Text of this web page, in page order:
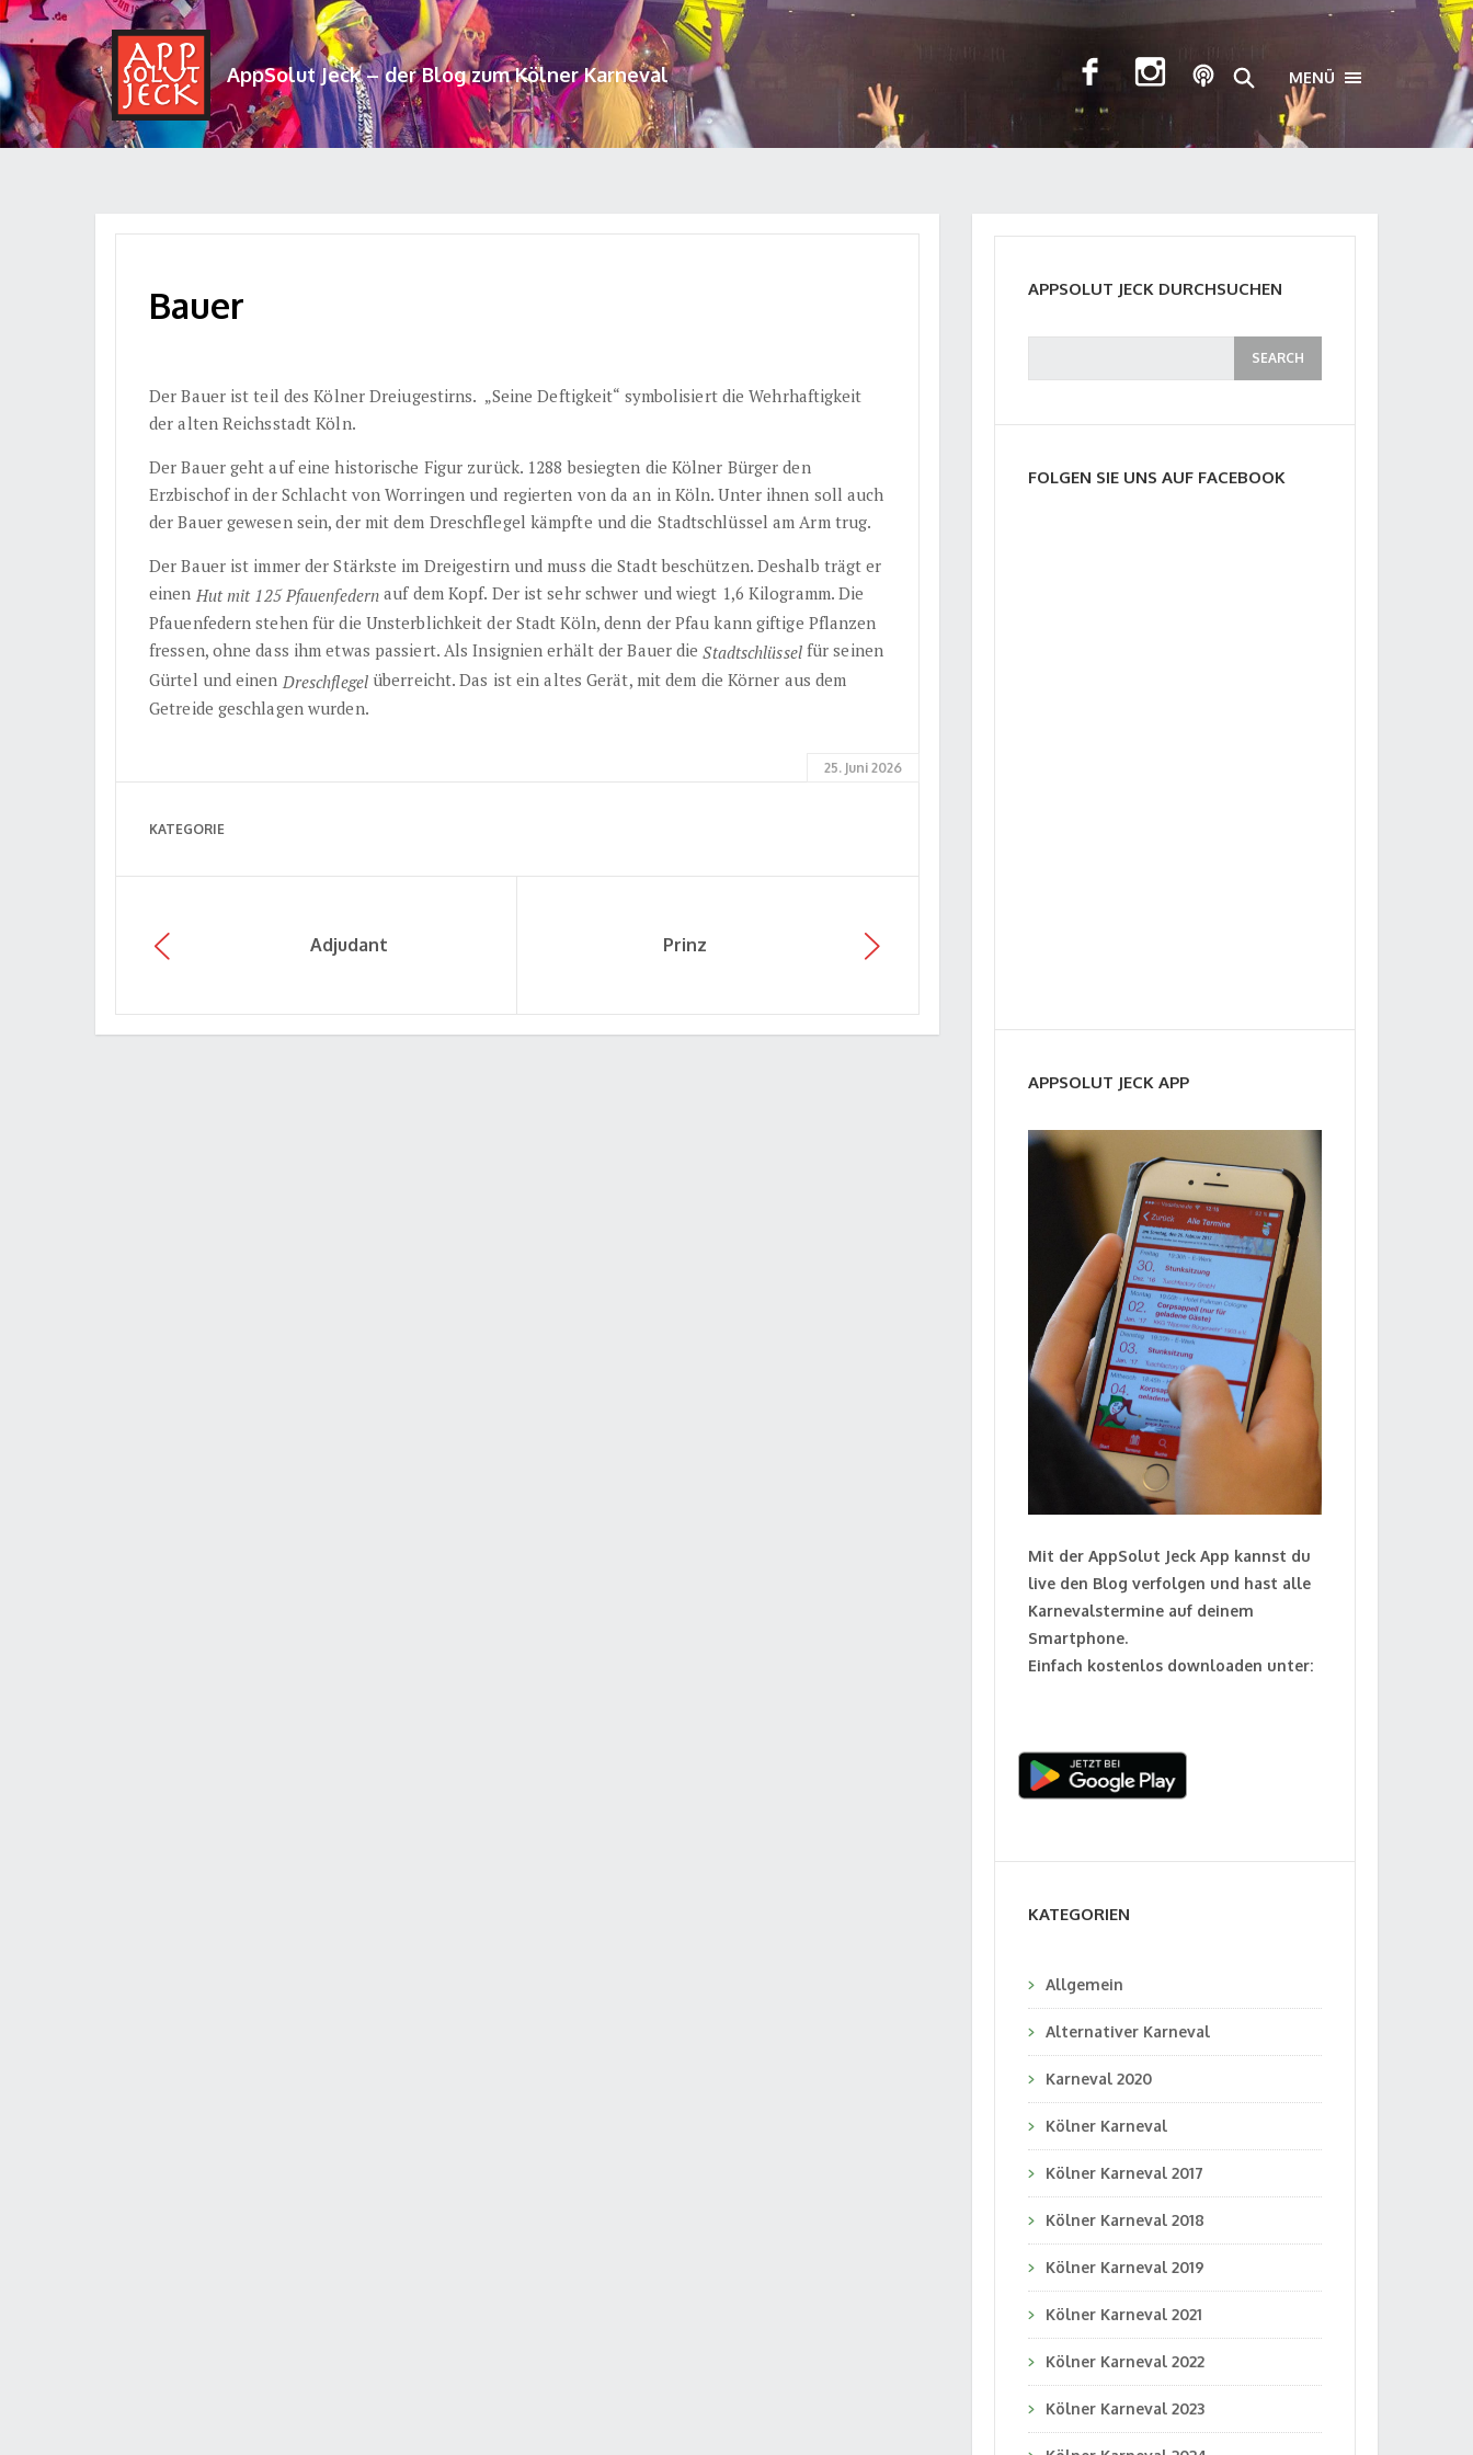
AppSolut Jeck – der Blog zum Kölner Karneval MENÜ TOGGLE
Bauer
Der Bauer ist teil des Kölner Dreiugestirns. „Seine Deftigkeit“ symbolisiert die Wehrhaftigkeit
der alten Reichsstadt Köln.
Der Bauer geht auf eine historische Figur zurück. 1288 besiegten die Kölner Bürger den
Erzbischof in der Schlacht von Worringen und regierten von da an in Köln. Unter ihnen soll auch
der Bauer gewesen sein, der mit dem Dreschflegel kämpfte und die Stadtschlüssel am Arm trug.
Der Bauer ist immer der Stärkste im Dreigestirn und muss die Stadt beschützen. Deshalb trägt er
einen Hut mit 125 Pfauenfedernauf dem Kopf. Der ist sehr schwer und wiegt 1,6 Kilogramm. Die
Pfauenfedern stehen für die Unsterblichkeit der Stadt Köln, denn der Pfau kann giftige Pflanzen
fressen, ohne dass ihm etwas passiert. Als Insignien erhält der Bauer die Stadtschlüsselfür seinen
Gürtel und einen Dreschflegel überreicht. Das ist ein altes Gerät, mit dem die Körner aus dem
Getreide geschlagen wurden.
25. Juni 2026
KATEGORIE
Adjudant Prinz
APPSOLUT JECK DURCHSUCHEN
FOLGEN SIE UNS AUF FACEBOOK
APPSOLUT JECK APP
Mit der AppSolut Jeck App kannst du
live den Blog verfolgen und hast alle
Karnevalstermine auf deinem
Smartphone.
Einfach kostenlos downloaden unter:
KATEGORIEN
Allgemein
Alternativer Karneval
Karneval 2020
Kölner Karneval
Kölner Karneval 2017
Kölner Karneval 2018
Kölner Karneval 2019
Kölner Karneval 2021
Kölner Karneval 2022
Kölner Karneval 2023